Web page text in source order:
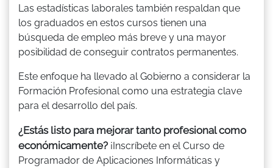
Las estadísticas laborales también respaldan que
los graduados en estos cursos tienen una
búsqueda de empleo más breve y una mayor
posibilidad de conseguir contratos permanentes.
Este enfoque ha llevado al Gobierno a considerar la
Formación Profesional como una estrategia clave
para el desarrollo del país.
¿Estás listo para mejorar tanto profesional como
económicamente? ¡Inscríbete en el Curso de
Programador de Aplicaciones Informáticas y